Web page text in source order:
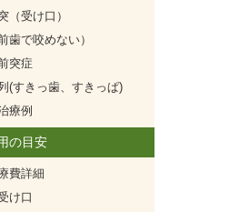
（受け口）
歯で咬めない）
突症
(すきっ歯、すきっぱ)
療例
の目安
費詳細
け口